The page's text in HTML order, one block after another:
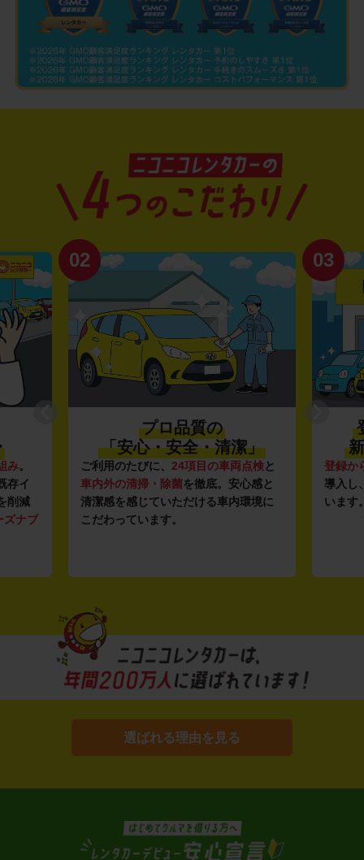
み。
存イ
削減
ズナブ
02
プロ品質の
「安心・安全・清潔」
ご利用のたびに、 24項目の車両点検と
車内外の清掃・除菌を徹底。安心感と
清潔感を感じていただける車内環境に
こだわっています。
03
登録か
導入し
います
選ばれる理由を見る